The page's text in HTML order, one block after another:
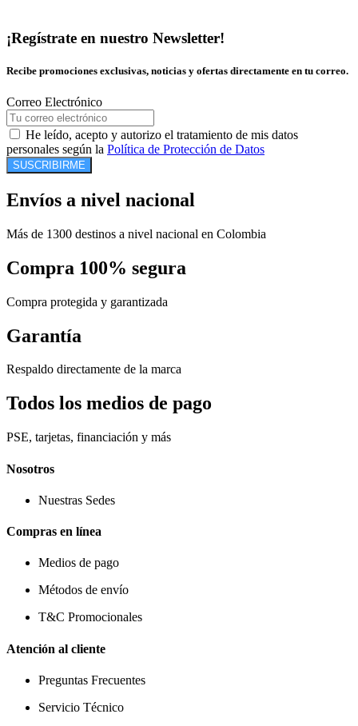
¡Regístrate en nuestro Newsletter!
Recibe promociones exclusivas, noticias y ofertas directamente en tu correo.
Correo Electrónico
He leído, acepto y autorizo el tratamiento de mis datos
personales según la Política de Protección de Datos
SUSCRIBIRME
Envíos a nivel nacional
Más de 1300 destinos a nivel nacional en Colombia
Compra 100% segura
Compra protegida y garantizada
Garantía
Respaldo directamente de la marca
Todos los medios de pago
PSE, tarjetas, financiación y más
Nosotros
Nuestras Sedes
Compras en línea
Medios de pago
Métodos de envío
T&C Promocionales
Atención al cliente
Preguntas Frecuentes
Servicio Técnico